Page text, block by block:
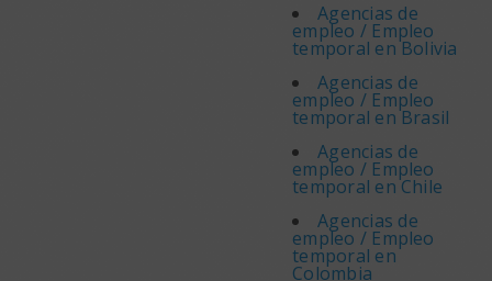
Agencias de
empleo / Empleo
temporal en Bolivia
Agencias de
empleo / Empleo
temporal en Brasil
Agencias de
empleo / Empleo
temporal en Chile
Agencias de
empleo / Empleo
temporal en
Colombia